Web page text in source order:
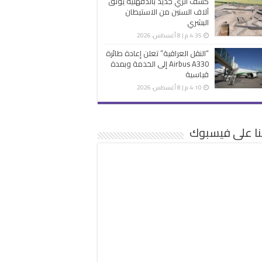
آلاف السنين من الاستيطان
البشري
4:35 م | 8 أغسطس، 2026
“النقل العراقية” تعلن إعادة طائرة
Airbus A330 إلى الخدمة وبمدة
قياسية
4:10 م | 8 أغسطس، 2026
على فيسبوك